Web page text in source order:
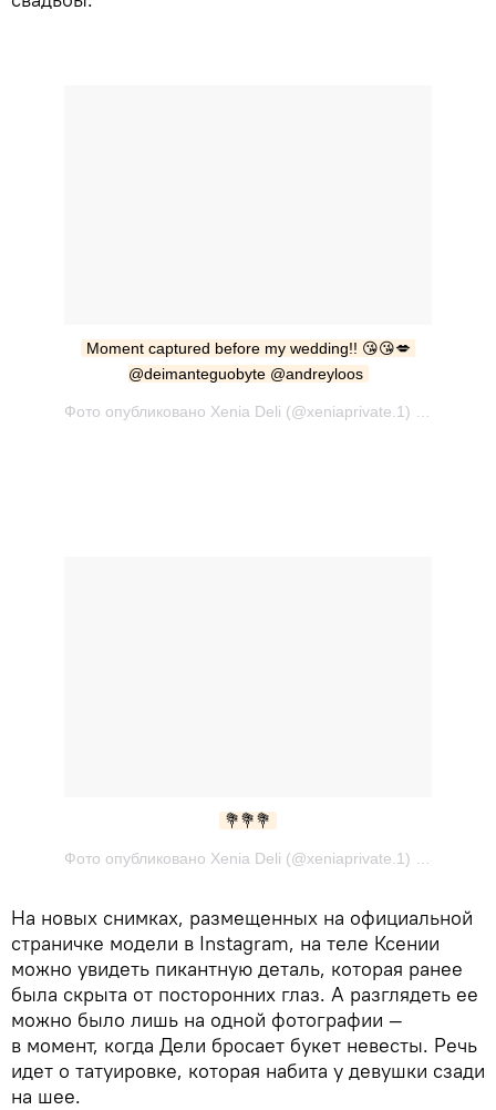
Moment captured before my wedding!! 😘😘💋
@deimanteguobyte @andreyloos
💐💐💐
На новых снимках, размещенных на официальной
страничке модели в Instagram, на теле Ксении
можно увидеть пикантную деталь, которая ранее
была скрыта от посторонних глаз. А разглядеть ее
можно было лишь на одной фотографии —
в момент, когда Дели бросает букет невесты. Речь
идет о татуировке, которая набита у девушки сзади
на шее.